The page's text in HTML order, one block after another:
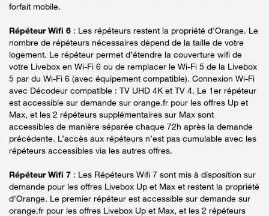
forfait mobile.
Répéteur Wifi 6 : Les répéteurs restent la propriété d’Orange. Le
nombre de répéteurs nécessaires dépend de la taille de votre
logement. Le répéteur permet d’étendre la couverture wifi de
votre Livebox en Wi-Fi 6 ou de remplacer le Wi-Fi 5 de la Livebox
5 par du Wi-Fi 6 (avec équipement compatible). Connexion Wi-Fi
avec Décodeur compatible : TV UHD 4K et TV 4. Le 1er répéteur
est accessible sur demande sur orange.fr pour les offres Up et
Max, et les 2 répéteurs supplémentaires sur Max sont
accessibles de manière séparée chaque 72h après la demande
précédente. L’accès aux répéteurs n’est pas cumulable avec les
répéteurs accessibles via les autres offres.
Répéteur Wifi 7 : Les Répéteurs Wifi 7 sont mis à disposition sur
demande pour les offres Livebox Up et Max et restent la propriété
d'Orange. Le premier répéteur est accessible sur demande sur
orange.fr pour les offres Livebox Up et Max, et les 2 répéteurs